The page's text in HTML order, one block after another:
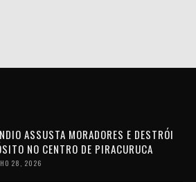
ASSUSTA MORADORES E DESTRÓI
NO CENTRO DE PIRACURUCA
28, 2026